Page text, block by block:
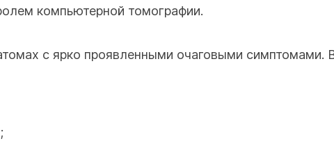
компьютерной томографии.
с ярко проявленными очаговыми симптомами.